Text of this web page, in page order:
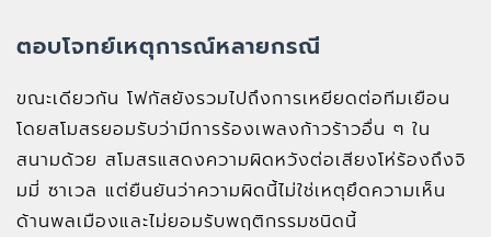
ตอบโจทย์เหตุการณ์หลายกรณี
ขณะเดียวกัน โฟกัสยังรวมไปถึงการเหยียดต่อทีมเยือน
โดยสโมสรยอมรับว่ามีการร้องเพลงก้าวร้าวอื่น ๆ ใน
สนามด้วย สโมสรแสดงความผิดหวังต่อเสียงโห่ร้องถึงจิ
มมี่ ซาเวล แต่ยืนยันว่าความผิดนี้ไม่ใช่เหตุยึดความเห็น
ด้านพลเมืองและไม่ยอมรับพฤติกรรมชนิดนี้